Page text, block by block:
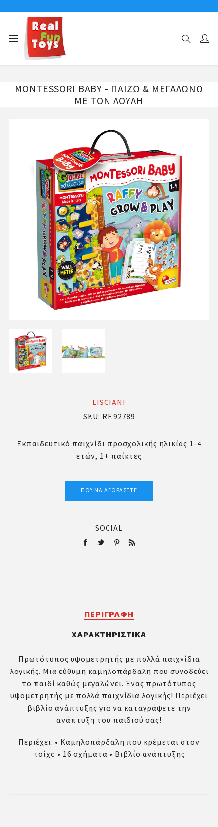
Αρχική σελίδα
MONTESSORI BABY - ΠΑΙΖΩ & ΜΕΓΑΛΩΝΩ ΜΕ ΤΟΝ ΛΟΥΛΗ
MONTESSORI BABY - ΠΑΙΖΩ & ΜΕΓΑΛΩΝΩ
ΜΕ ΤΟΝ ΛΟΥΛΗ
LISCIANI
SKU: RF.92789
Εκπαιδευτικό παιχνίδι προσχολικής ηλικίας 1-4
ετών, 1+ παίκτες
ΠΟΎ ΝΑ ΑΓΟΡΆΣΕΤΕ
SOCIAL
ΠΕΡΙΓΡΑΦΉ
ΧΑΡΑΚΤΗΡΙΣΤΙΚΆ
Πρωτότυπος υψομετρητής με πολλά παιχνίδια
λογικής. Μια εύθυμη καμηλοπάρδαλη που συνοδεύει
το παιδί καθώς μεγαλώνει. Ένας πρωτότυπος
υψομετρητής με πολλά παιχνίδια λογικής! Περιέχει
βιβλίο ανάπτυξης για να καταγράψετε την
ανάπτυξη του παιδιού σας!
Περιέχει: • Καμηλοπάρδαλη που κρέμεται στον
τοίχο • 16 σχήματα • Βιβλίο ανάπτυξης